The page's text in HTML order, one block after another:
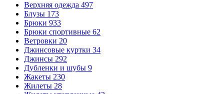
Верхняя одежда 497
Блузы 173
Брюки 933
Брюки спортивные 62
Ветровки 20
Джинсовые куртки 34
Джинсы 292
Дубленки и шубы 9
Жакеты 230
Жилеты 28